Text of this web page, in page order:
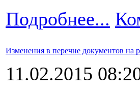
Подробнее...
Изменения в перечне документов на
11.02.2015